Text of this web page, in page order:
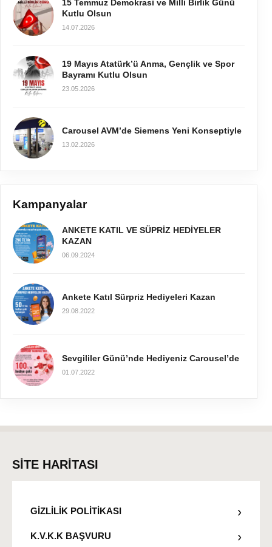
15 Temmuz Demokrasi ve Milli Birlik Günü
Kutlu Olsun
14.07.2026
19 Mayıs Atatürk’ü Anma, Gençlik ve Spor
Bayramı Kutlu Olsun
23.05.2026
Carousel AVM’de Siemens Yeni Konseptiyle
13.02.2026
Kampanyalar
ANKETE KATIL VE SÜPRİZ HEDİYELER
KAZAN
06.09.2024
Ankete Katıl Sürpriz Hediyeleri Kazan
29.08.2022
Sevgililer Günü’nde Hediyeniz Carousel’de
01.07.2022
SİTE HARİTASI
GİZLİLİK POLİTİKASI
K.V.K.K BAŞVURU